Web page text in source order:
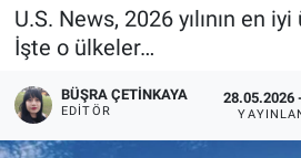
U.S. News, 2026 yılının en
İşte o ülkeler…
BÜŞRA ÇETINKAYA
EDITÖR
28.05.2026